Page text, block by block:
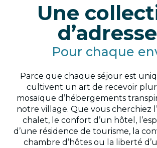
Une
Pour chaque
Parce que chaque séjour est
cultivent un art de recevoir
mosaïque d’hébergements
notre village. Que vous cherchiez
chalet, le confort d’un hôtel,
d’une résidence de tourisme, la
chambre d’hôtes ou la liberté